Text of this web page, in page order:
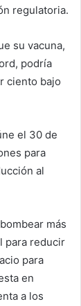
regulatoria.
su vacuna,
podría
ciento bajo
el 30 de
para
al
más
para reducir
para
en
a los